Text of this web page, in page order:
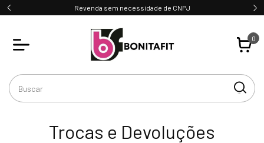
Revenda sem necessidade de CNPJ
0
Trocas e Devoluções